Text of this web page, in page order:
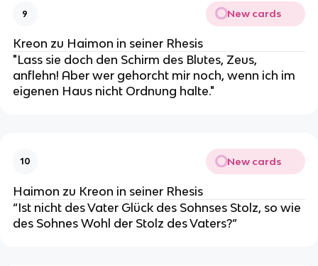
9 New cards
Kreon zu Haimon in seiner Rhesis
"Lass sie doch den Schirm des Blutes, Zeus,
anflehn! Aber wer gehorcht mir noch, wenn ich im
eigenen Haus nicht Ordnung halte."
10 New cards
Haimon zu Kreon in seiner Rhesis
“Ist nicht des Vater Glück des Sohnses Stolz, so wie
des Sohnes Wohl der Stolz des Vaters?”